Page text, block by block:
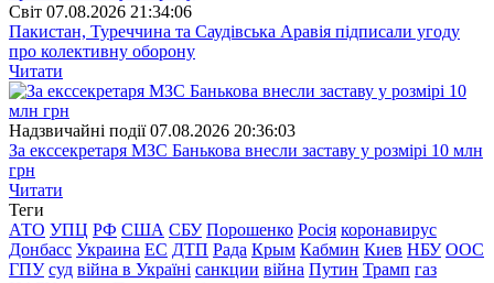
Свiт 07.08.2026 21:34:06
Пакистан, Туреччина та Саудівська Аравія підписали угоду
про колективну оборону
Читати
Надзвичайні події 07.08.2026 20:36:03
За екссекретаря МЗС Банькова внесли заставу у розмірі 10 млн
грн
Читати
Теги
АТО УПЦ РФ США СБУ Порошенко Росія коронавирус
Донбасс Украина ЕС ДТП Рада Крым Кабмин Киев НБУ ООС
ГПУ суд війна в Україні санкции війна Путин Трамп газ